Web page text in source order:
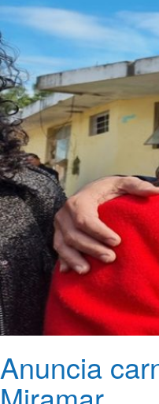
Anuncia